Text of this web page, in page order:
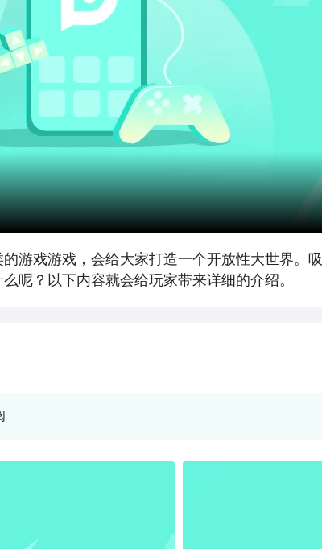
游戏游戏，会给大家打造一个开放性大世界。
呢？以下内容就会给玩家带来详细的介绍。